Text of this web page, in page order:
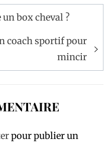
box cheval ?
coach sportif pour
mincir
pour publier un